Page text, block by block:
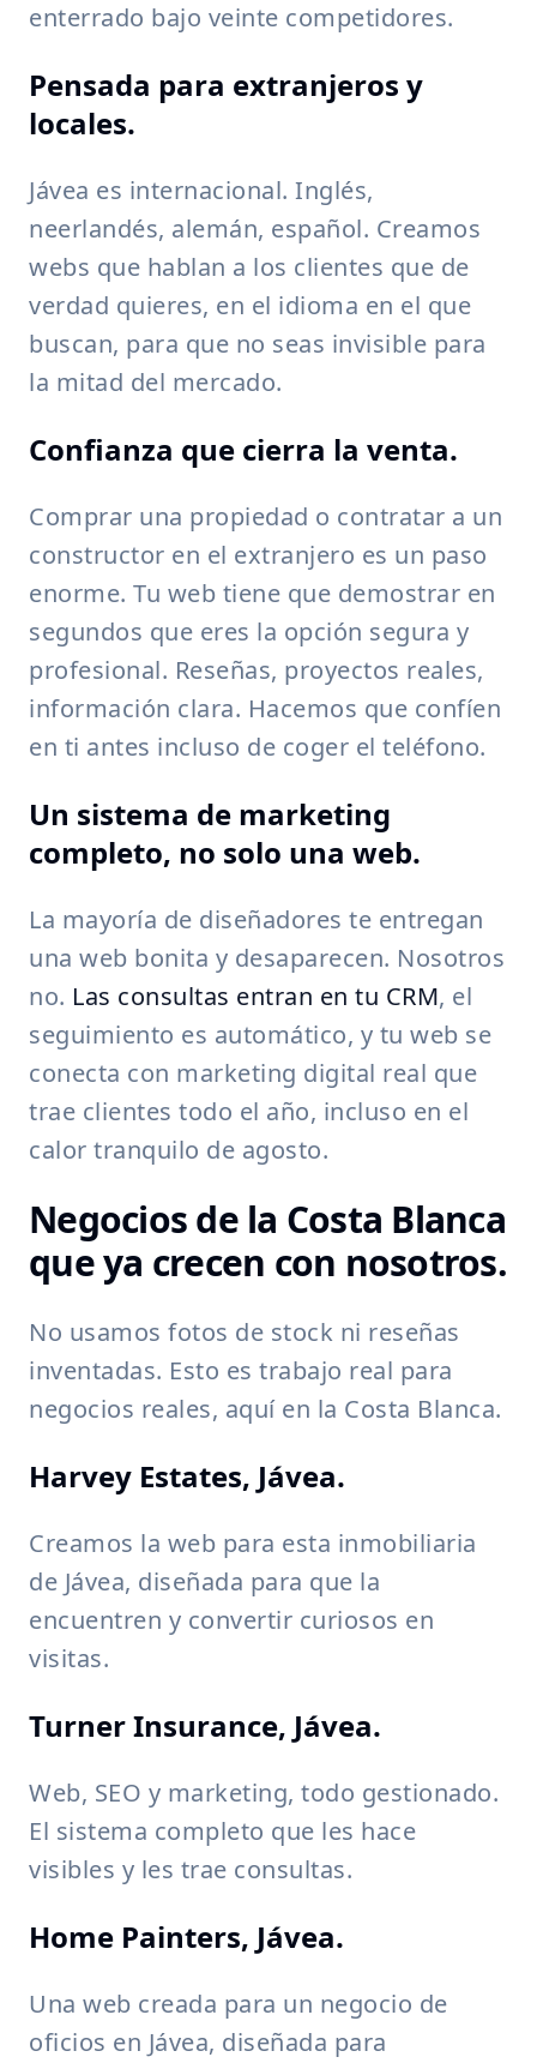
enterrado bajo veinte competidores.
Pensada para extranjeros y
locales.
Jávea es internacional. Inglés,
neerlandés, alemán, español. Creamos
webs que hablan a los clientes que de
verdad quieres, en el idioma en el que
buscan, para que no seas invisible para
la mitad del mercado.
Confianza que cierra la venta.
Comprar una propiedad o contratar a un
constructor en el extranjero es un paso
enorme. Tu web tiene que demostrar en
segundos que eres la opción segura y
profesional. Reseñas, proyectos reales,
información clara. Hacemos que confíen
en ti antes incluso de coger el teléfono.
Un sistema de marketing
completo, no solo una web.
La mayoría de diseñadores te entregan
una web bonita y desaparecen. Nosotros
no. Las consultas entran en tu CRM, el
seguimiento es automático, y tu web se
conecta con marketing digital real que
trae clientes todo el año, incluso en el
calor tranquilo de agosto.
Negocios de la Costa Blanca
que ya crecen con nosotros.
No usamos fotos de stock ni reseñas
inventadas. Esto es trabajo real para
negocios reales, aquí en la Costa Blanca.
Harvey Estates, Jávea.
Creamos la web para esta inmobiliaria
de Jávea, diseñada para que la
encuentren y convertir curiosos en
visitas.
Turner Insurance, Jávea.
Web, SEO y marketing, todo gestionado.
El sistema completo que les hace
visibles y les trae consultas.
Home Painters, Jávea.
Una web creada para un negocio de
oficios en Jávea, diseñada para